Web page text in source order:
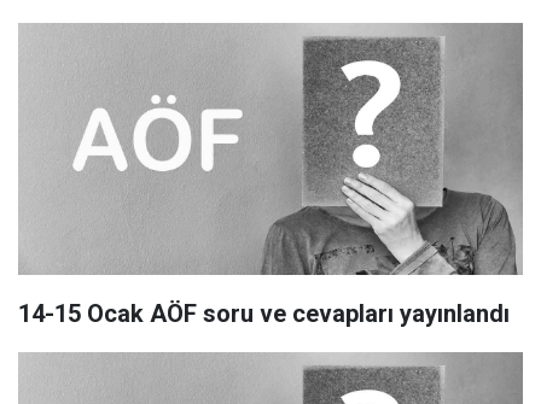
14-15 Ocak AÖF soru ve cevapları yayınlandı